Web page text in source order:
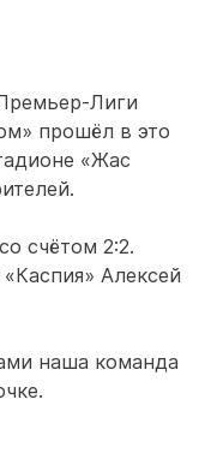
Лиги
прошёл в это
«Жас
счётом 2:2.
Алексей
наша команда